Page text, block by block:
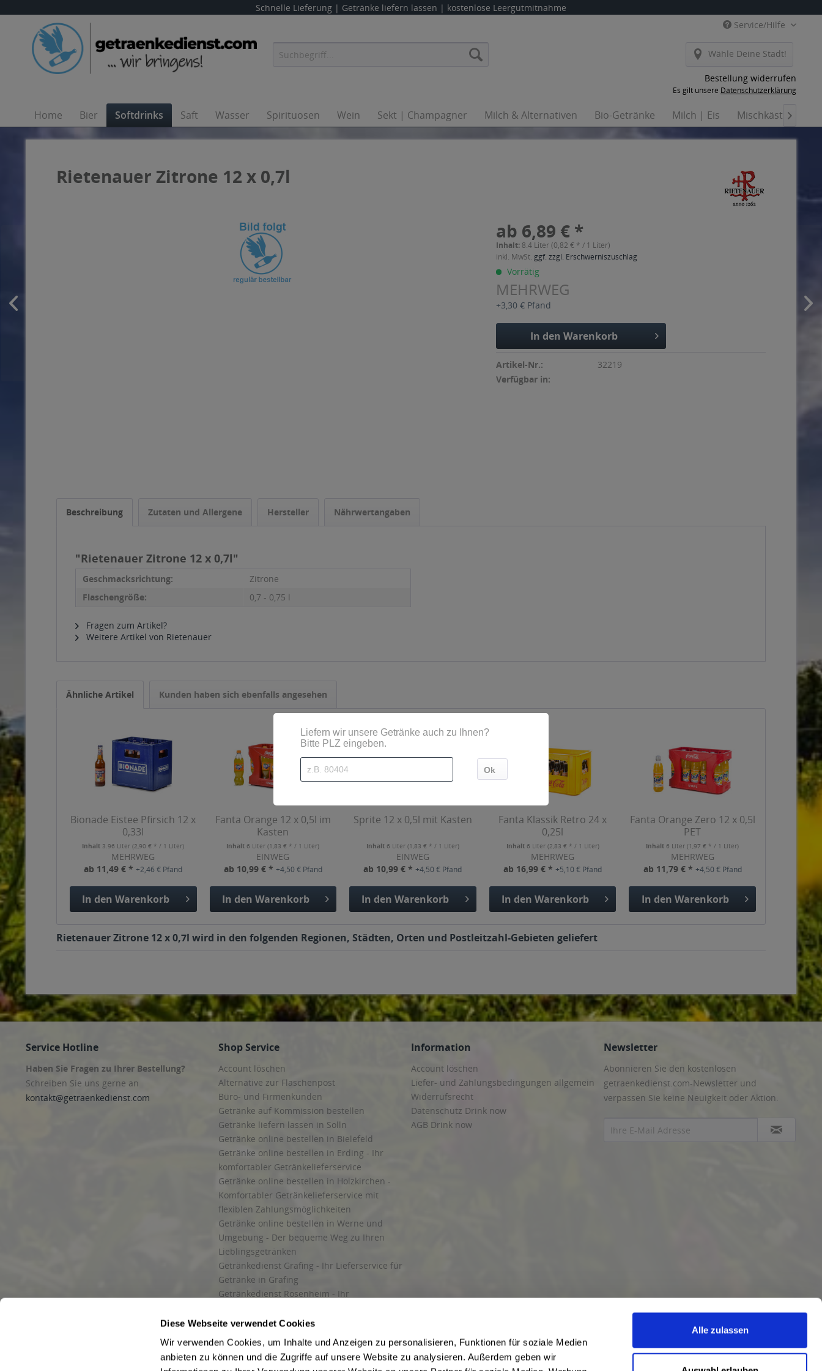
Diese Webseite verwendet Cookies
Wir verwenden Cookies, um Inhalte und Anzeigen zu personalisieren, Funktionen für soziale Medien
anbieten zu können und die Zugriffe auf unsere Website zu analysieren. Außerdem geben wir
Alle zulassen
Schnelle Lieferung | Getränke liefern lassen | kostenlose Leergutmitnahme
Service/Hilfe
Wähle Deine Stadt!
Bestellung widerrufen
Es gilt unsere Datenschutzerklärung
Home Bier Softdrinks Saft Wasser Spirituosen Wein Sekt | Champagner Milch & Alternativen Bio-Getränke Milch | Eis Mischkästen

Rietenauer Zitrone 12 x 0,7l
ab 6,89 € *
Inhalt: 8.4 Liter (0,82 € * / 1 Liter)
inkl. MwSt. ggf. zzgl. Erschwerniszuschlag
Vorrätig
MEHRWEG
+3,30 € Pfand
In den Warenkorb
Artikel-Nr.:
32219
Verfügbar in:
Beschreibung Zutaten und Allergene Hersteller Nährwertangaben
"Rietenauer Zitrone 12 x 0,7l"
Geschmacksrichtung:
Zitrone
Flaschengröße:
0,7 - 0,75 l
Fragen zum Artikel?
Weitere Artikel von Rietenauer
Ähnliche Artikel Kunden haben sich ebenfalls angesehen
Bionade Eistee Pfirsich 12 x
0,33l
Inhalt 3.96 Liter(2,90 € * / 1 Liter)
MEHRWEG
ab 11,49 € *+2,46 € Pfand
In den Warenkorb
Fanta Orange 12 x 0,5l im
Kasten
Inhalt 6 Liter(1,83 € * / 1 Liter)
EINWEG
ab 10,99 € * +4,50 € Pfand
In den Warenkorb
Sprite 12 x 0,5l mit Kasten
Inhalt 6 Liter (1,83 € * / 1 Liter)
EINWEG
ab 10,99 € *+4,50 € Pfand
In den Warenkorb
Fanta Klassik Retro 24 x
0,25l
Inhalt 6 Liter (2,83 € * / 1 Liter)
MEHRWEG
ab 16,99 € *+5,10 € Pfand
In den Warenkorb
Fanta Orange Zero 12 x 0,5l
PET
Inhalt 6 Liter(1,97 € * / 1 Liter)
MEHRWEG
ab 11,79 € * +4,50 € Pfand
In den Warenkorb
Rietenauer Zitrone 12 x 0,7l wird in den folgenden Regionen, Städten, Orten und Postleitzahl-Gebieten geliefert
Service Hotline
Haben Sie Fragen zu Ihrer Bestellung?
Schreiben Sie uns gerne an
kontakt@getraenkedienst.com
Shop Service
Account löschen
Alternative zur Flaschenpost
Büro- und Firmenkunden
Getränke auf Kommission bestellen
Getränke liefern lassen in Solln
Getränke online bestellen in Bielefeld
Getränke online bestellen in Erding - Ihr
komfortabler Getränkelieferservice
Getränke online bestellen in Holzkirchen -
Komfortabler Getränkelieferservice mit
flexiblen Zahlungsmöglichkeiten
Getränke online bestellen in Werne und
Umgebung - Der bequeme Weg zu Ihren
Lieblingsgetränken
Getränkedienst Grafing - Ihr Lieferservice für
Getränke in Grafing
Getränkedienst Rosenheim - Ihr
und Umgebung
Liefergebiet
Lieferservice für Getränke
Information
Account löschen
Liefer- und Zahlungsbedingungen allgemein
Widerrufsrecht
Datenschutz Drink now
AGB Drink now
Newsletter
Abonnieren Sie den kostenlosen
getraenkedienst.com-Newsletter und
verpassen Sie keine Neuigkeit oder Aktion.